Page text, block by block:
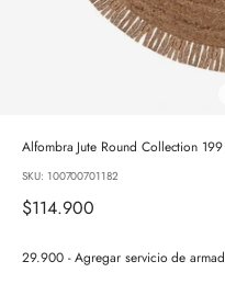
Alfombra Jute Round Collection
SKU: 100700701182
Precio de oferta
$114.900
29.900 - Agregar servicio de